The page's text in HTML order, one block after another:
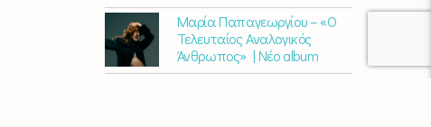
Μαρία Παπαγεωργίου – «Ο
Τελευταίος Αναλογικός
Άνθρωπος» | Νέο album